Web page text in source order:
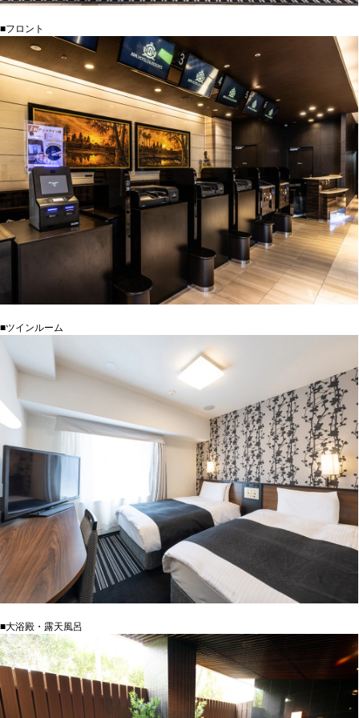
■フロント
■ツインルーム
■大浴殿・露天風呂